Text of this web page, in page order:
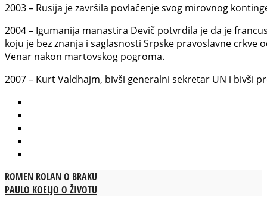
2003 – Rusija je završila povlačenje svog mirovnog
2004 – Igumanija manastira Devič potvrdila je da je
koju je bez znanja i saglasnosti Srpske pravoslavne crkve
Venar nakon martovskog pogroma.
2007 – Kurt Valdhajm, bivši generalni sekretar UN i bivši
ROMEN ROLAN O BRAKU
PAULO KOELJO O ŽIVOTU